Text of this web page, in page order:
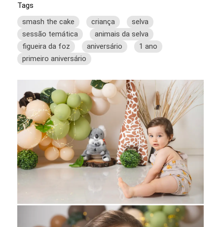
Tags
smash the cake
criança
selva
sessão temática
animais da selva
figueira da foz
aniversário
1 ano
primeiro aniversário